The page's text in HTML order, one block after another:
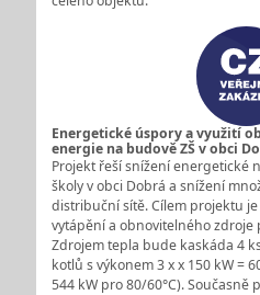
Energetické úspory a využití
energie na budově ZŠ v obci
Projekt řeší snížení energetické
školy v obci Dobrá a snížení
distribuční sítě. Cílem projektu
vytápění a obnovitelného zdroje
Zdrojem tepla bude kaskáda 4
kotlů s výkonem 3 x x 150 kW =
544 kW pro 80/60°C). Současně